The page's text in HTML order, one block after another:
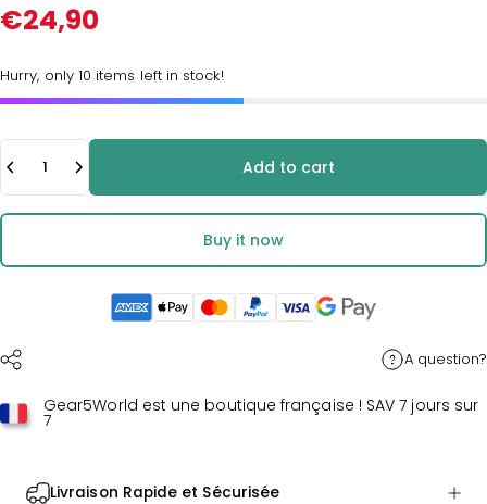
€24,90
Hurry, only 10 items left in stock!
Quantity
Add to cart
Buy it now
A question?
Gear5World est une boutique française ! SAV 7 jours sur
7
Livraison Rapide et Sécurisée